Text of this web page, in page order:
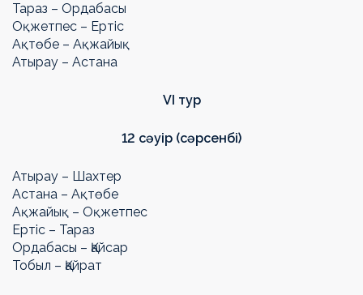
Тараз – Ордабасы
Оқжетпес – Ертіс
Ақтөбе – Ақжайық
Атырау – Астана
VI тур
12 сәуір (сәрсенбі)
Атырау – Шахтер
Астана – Ақтөбе
Ақжайық – Оқжетпес
Ертіс – Тараз
Ордабасы – Қайсар
Тобыл – Қайрат